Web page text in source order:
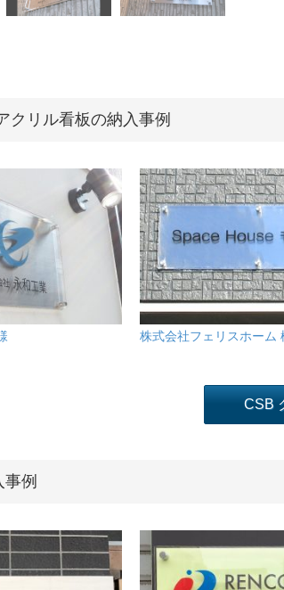
クリル看板の納入事例
株式会社フェリスホーム
CSB
例